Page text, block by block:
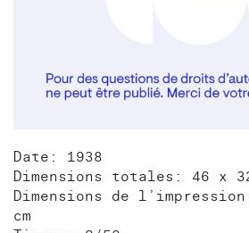
Date: 1938
Dimensions totales: 46 x
Dimensions de
cm